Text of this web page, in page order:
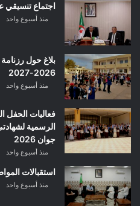
اجتماع تنسيقي
منذ أسبوع واحد
بلاغ حول
2026-2027
منذ أسبوع واحد
فعاليات الحفل
الرسمية
جوان 2026
منذ أسبوع واحد
استقبالات
منذ أسبوع واحد